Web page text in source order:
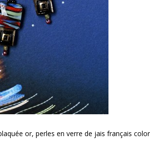
or, perles en verre de jais français